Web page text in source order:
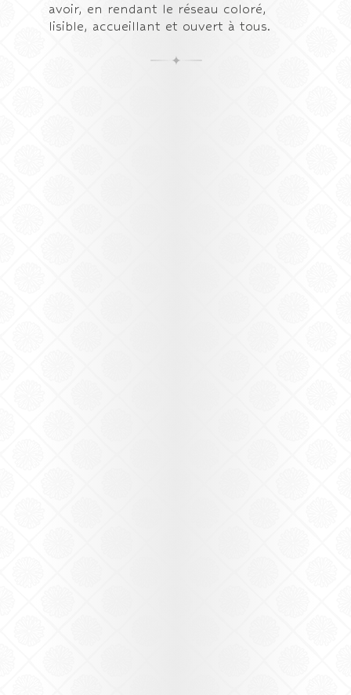
avoir, en rendant le réseau coloré,
lisible, accueillant et ouvert à tous.